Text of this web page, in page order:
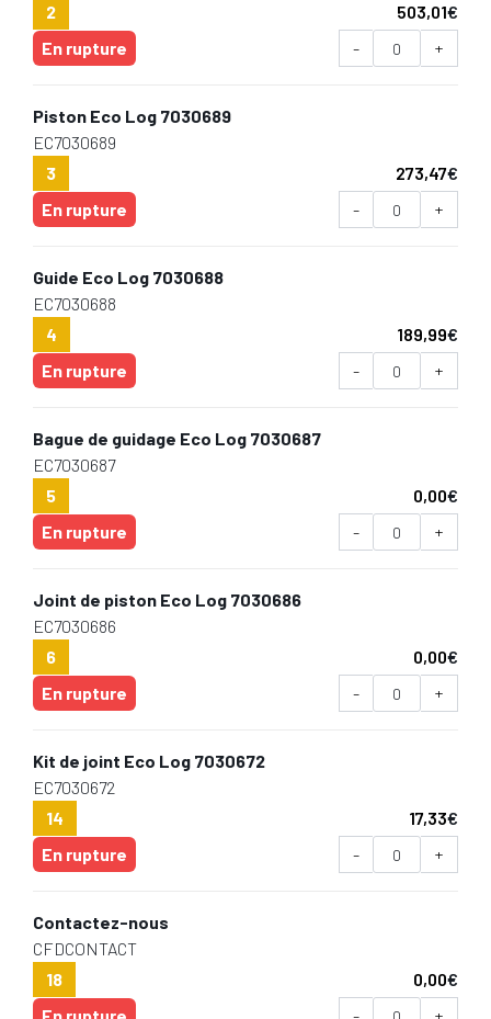
2
503,01€
En rupture
- +
Piston Eco Log 7030689
EC7030689
3
273,47€
En rupture
- +
Guide Eco Log 7030688
EC7030688
4
189,99€
En rupture
- +
Bague de guidage Eco Log 7030687
EC7030687
5
0,00€
En rupture
- +
Joint de piston Eco Log 7030686
EC7030686
6
0,00€
En rupture
- +
Kit de joint Eco Log 7030672
EC7030672
14
17,33€
En rupture
- +
Contactez-nous
CFDCONTACT
18
0,00€